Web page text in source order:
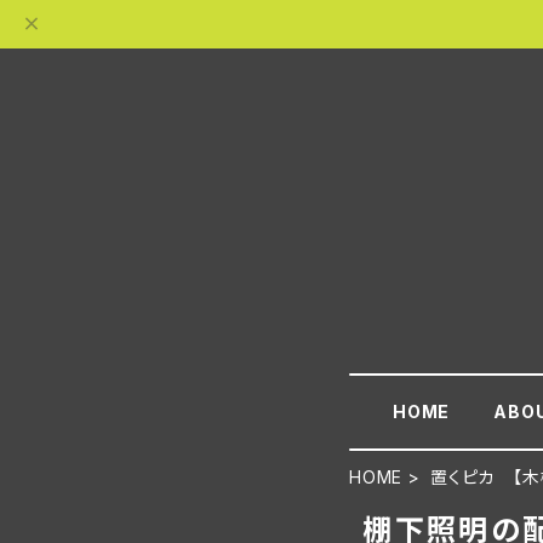
HOME
HOME 置くピカ 【木
棚下照明の